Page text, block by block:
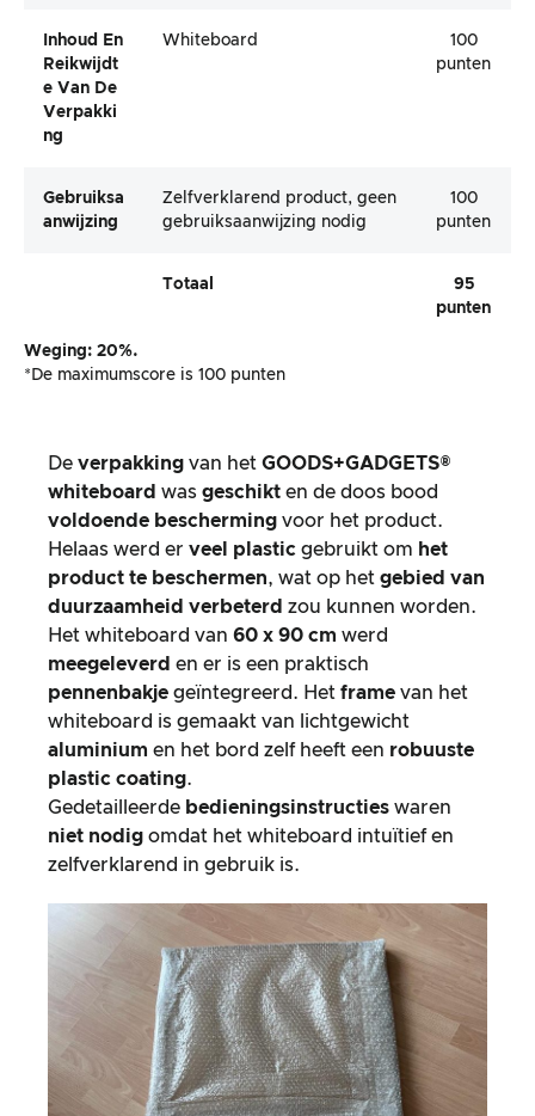
Inhoud En
Reikwijdt
E Van De
Verpakki
Ng
Whiteboard
100
punten
Gebruiksa
Anwijzing
Zelfverklarend product, geen
gebruiksaanwijzing nodig
100
punten
Totaal
95
punten
Weging: 20%.
*De maximumscore is 100 punten
De verpakking van het GOODS+GADGETS®
whiteboard was geschikt en de doos bood
voldoende bescherming voor het product.
Helaas werd er veel plastic gebruikt om het
product te beschermen, wat op het gebied van
duurzaamheid verbeterd zou kunnen worden.
Het whiteboard van 60 x 90 cm werd
meegeleverd en er is een praktisch
pennenbakje geïntegreerd. Het frame van het
whiteboard is gemaakt van lichtgewicht
aluminium en het bord zelf heeft een robuuste
plastic coating.
Gedetailleerde bedieningsinstructies waren
niet nodig omdat het whiteboard intuïtief en
zelfverklarend in gebruik is.